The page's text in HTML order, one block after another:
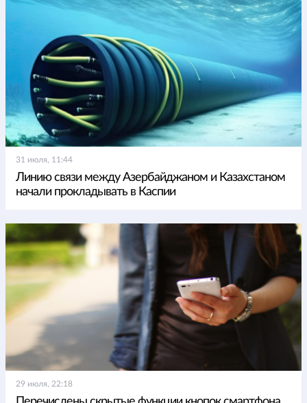
31 июля, 11:44
Линию связи между Азербайджаном и Казахстаном
начали прокладывать в Каспии
29 июля, 22:18